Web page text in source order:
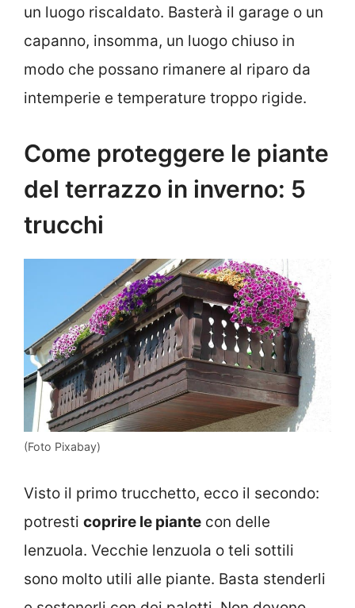
un luogo riscaldato. Basterà il garage o un
capanno, insomma, un luogo chiuso in
modo che possano rimanere al riparo da
intemperie e temperature troppo rigide.
Come proteggere le piante
del terrazzo in inverno: 5
trucchi
(Foto Pixabay)
Visto il primo trucchetto, ecco il secondo:
potresti coprire le piante con delle
lenzuola. Vecchie lenzuola o teli sottili
sono molto utili alle piante. Basta stenderli